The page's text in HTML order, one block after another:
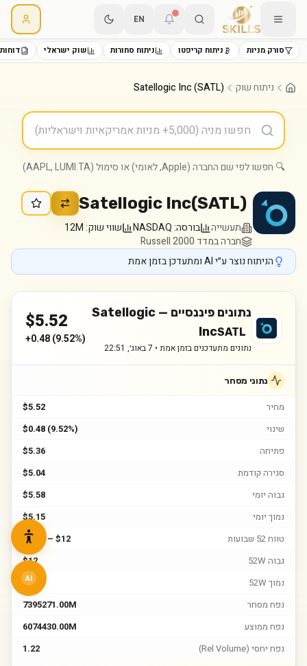
EN
סורק מניות ניתוח קריפטו ניתוח סחורות שוק ישראלי
ניתוח שוק Satellogic Inc (SATL)
🔍 חפשו לפי שם החברה (Apple, לאומי) או סימול (AAPL, LUMI.TA)
Satellogic Inc(SATL)
תעשייה בורסה:NASDAQ שווי שוק:12M
חברה במדד Russell 2000
הניתוח נוצר ע״י AI ומתעדכן בזמן אמת
נתונים פיננסיים — Satellogic
IncSATL
נתונים מתעדכנים בזמן אמת • 7 באוג׳, 22:51
$5.52
+0.48(9.52%)
נתוני מסחר
מחיר
$5.52
שינוי
$0.48 (9.52%)
פתיחה
$5.36
סגירה קודמת
$5.04
גבוה יומי
$5.58
נמוך יומי
$5.15
טווח 52 שבועות
$1.25 – $12
גבוה 52W
$12
נמוך 52W
$1.25
נפח מסחר
7395271.00M
נפח ממוצע
6074430.00M
נפח יחסי (Rel Volume)
1.22
AI